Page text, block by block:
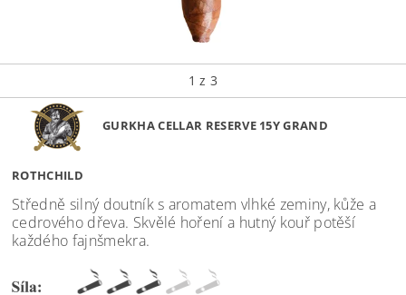
1 z 3
GURKHA CELLAR RESERVE 15Y GRAND
ROTHCHILD
Středně silný doutník s aromatem vlhké zeminy, kůže a
cedrového dřeva. Skvělé hoření a hutný kouř potěší
každého fajnšmekra.